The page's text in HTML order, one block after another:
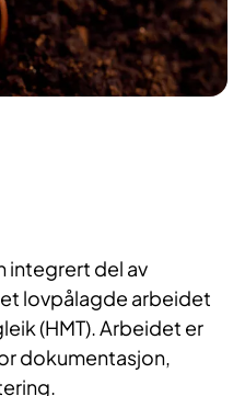
integrert del av
lovpålagde arbeidet
(HMT). Arbeidet er
dokumentasjon,